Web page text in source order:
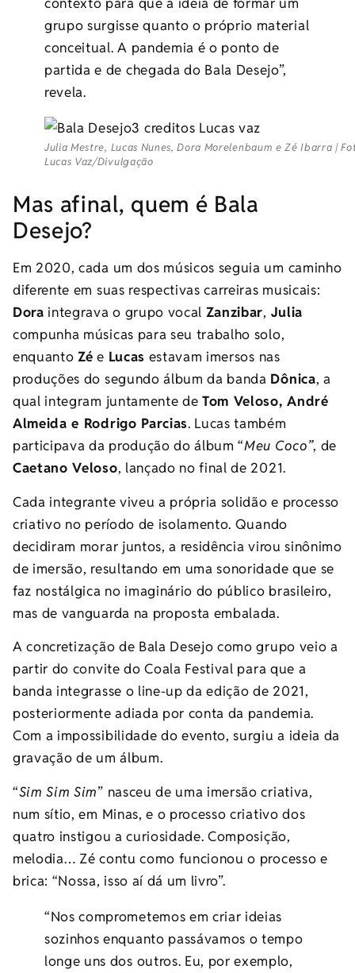
contexto para que a ideia de formar um
grupo surgisse quanto o próprio material
conceitual. A pandemia é o ponto de
partida e de chegada do Bala Desejo”,
revela.
Julia Mestre, Lucas Nunes, Dora Morelenbaum e Zé Ibarra |
Lucas Vaz/Divulgação
Mas afinal, quem é Bala
Desejo?
Em 2020, cada um dos músicos seguia um caminho
diferente em suas respectivas carreiras musicais:
Dora integrava o grupo vocal Zanzibar, Julia
compunha músicas para seu trabalho solo,
enquantoZé e Lucas estavam imersos nas
produções do segundo álbum da banda Dônica, a
qual integram juntamente deTom Veloso, André
Almeida e Rodrigo Parcias. Lucas também
participava da produção do álbum “Meu Coco”, de
Caetano Veloso, lançado no final de 2021.
Cada integrante viveu a própria solidão e processo
criativo no período de isolamento. Quando
decidiram morar juntos, a residência virou sinônimo
de imersão, resultando em uma sonoridade que se
faz nostálgica no imaginário do público brasileiro,
mas de vanguarda na proposta embalada.
A concretização de Bala Desejo como grupo veio a
partir do convite do Coala Festival para que a
banda integrasse o line-up da edição de 2021,
posteriormente adiada por conta da pandemia.
Com a impossibilidade do evento, surgiu a ideia da
gravação de um álbum.
“Sim Sim Sim” nasceu de uma imersão criativa,
num sítio, em Minas, e o processo criativo dos
quatro instigou a curiosidade. Composição,
melodia… Zé contu como funcionou o processo e
brica: “Nossa, isso aí dá um livro”.
“Nos comprometemos em criar ideias
sozinhos enquanto passávamos o tempo
longe uns dos outros. Eu, por exemplo,